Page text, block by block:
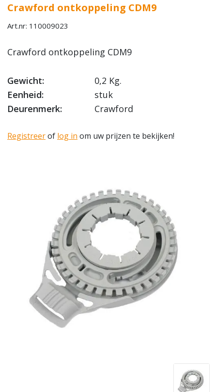
Crawford ontkoppeling CDM9
Art.nr: 110009023
Crawford ontkoppeling CDM9
Gewicht:
0,2 Kg.
Eenheid:
stuk
Deurenmerk:
Crawford
Registreerof log in om uw prijzen te bekijken!